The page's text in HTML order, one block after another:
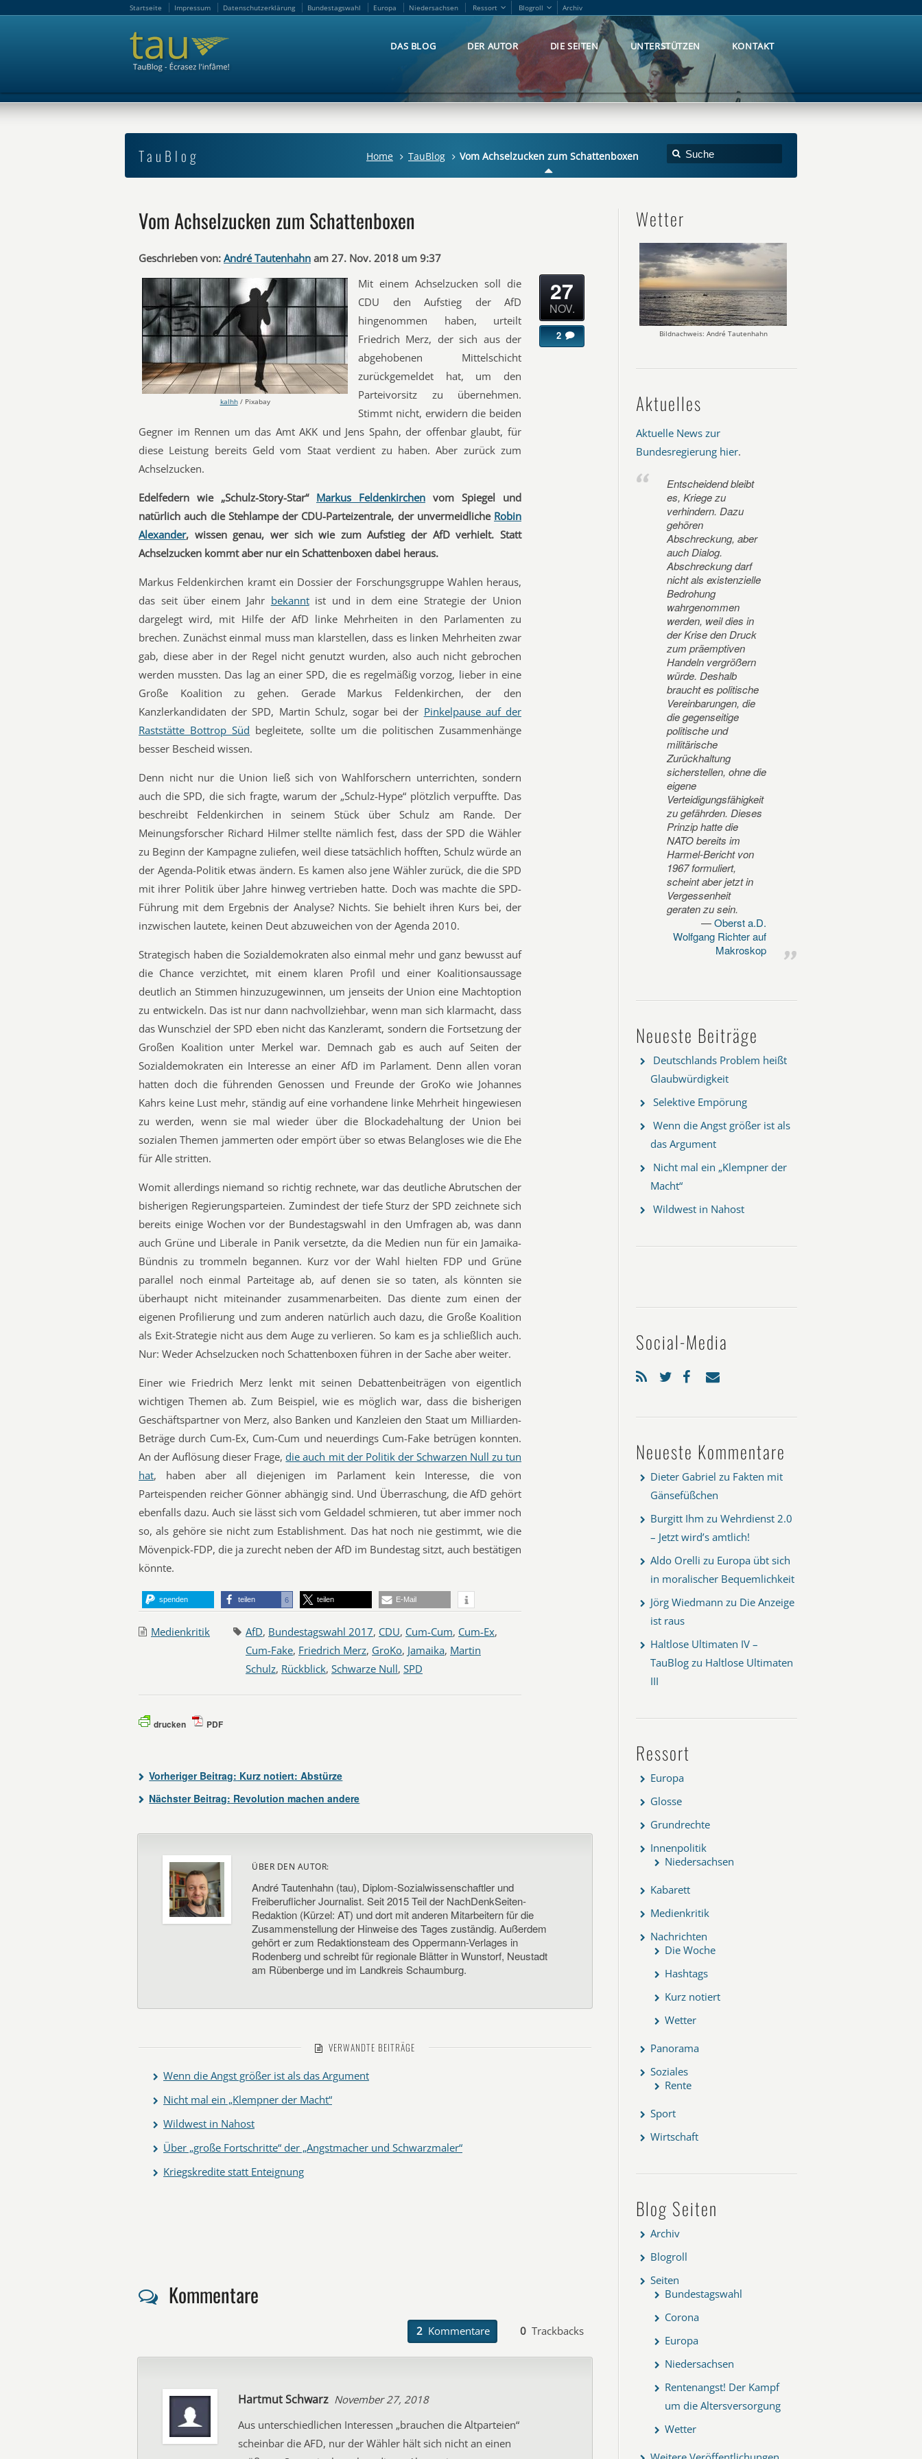
Startseite Impressum Datenschutzerklärung Bundestagswahl Europa Niedersachsen Ressort Blogroll Archiv
DAS BLOG DER AUTOR DIE SEITEN UNTERSTÜTZEN KONTAKT
TauBlog Home TauBlog Vom Achselzucken zum Schattenboxen
Vom Achselzucken zum Schattenboxen
Geschrieben von: André Tautenhahn am 27. Nov. 2018 um 9:37
kalhh/ Pixabay
Mit einem Achselzucken soll die
CDU den Aufstieg der AfD
hingenommen haben, urteilt
Friedrich Merz, der sich aus der
abgehobenen Mittelschicht
zurückgemeldet hat, um den
Parteivorsitz zu übernehmen.
Stimmt nicht, erwidern die beiden
Gegner im Rennen um das Amt AKK und Jens Spahn, der offenbar glaubt, für
diese Leistung bereits Geld vom Staat verdient zu haben. Aber zurück zum
Achselzucken.
Edelfedern wie „Schulz-Story-Star“ Markus Feldenkirchen vom Spiegel und
natürlich auch die Stehlampe der CDU-Parteizentrale, der unvermeidliche Robin
Alexander, wissen genau, wer sich wie zum Aufstieg der AfD verhielt. Statt
Achselzucken kommt aber nur ein Schattenboxen dabei heraus.
Markus Feldenkirchen kramt ein Dossier der Forschungsgruppe Wahlen heraus,
das seit über einem Jahr bekanntist und in dem eine Strategie der Union
dargelegt wird, mit Hilfe der AfD linke Mehrheiten in den Parlamenten zu
brechen. Zunächst einmal muss man klarstellen, dass es linken Mehrheiten zwar
gab, diese aber in der Regel nicht genutzt wurden, also auch nicht gebrochen
werden mussten. Das lag an einer SPD, die es regelmäßig vorzog, lieber in eine
Große Koalition zu gehen. Gerade Markus Feldenkirchen, der den
Kanzlerkandidaten der SPD, Martin Schulz, sogar bei der Pinkelpause auf der
Raststätte Bottrop Süd begleitete, sollte um die politischen Zusammenhänge
besser Bescheid wissen.
Denn nicht nur die Union ließ sich von Wahlforschern unterrichten, sondern
auch die SPD, die sich fragte, warum der „Schulz-Hype“ plötzlich verpuffte. Das
beschreibt Feldenkirchen in seinem Stück über Schulz am Rande. Der
Meinungsforscher Richard Hilmer stellte nämlich fest, dass der SPD die Wähler
zu Beginn der Kampagne zuliefen, weil diese tatsächlich hofften, Schulz würde an
der Agenda-Politik etwas ändern. Es kamen also jene Wähler zurück, die die SPD
mit ihrer Politik über Jahre hinweg vertrieben hatte. Doch was machte die SPD-
Führung mit dem Ergebnis der Analyse? Nichts. Sie behielt ihren Kurs bei, der
inzwischen lautete, keinen Deut abzuweichen von der Agenda 2010.
Strategisch haben die Sozialdemokraten also einmal mehr und ganz bewusst auf
die Chance verzichtet, mit einem klaren Profil und einer Koalitionsaussage
deutlich an Stimmen hinzuzugewinnen, um jenseits der Union eine Machtoption
zu entwickeln. Das ist nur dann nachvollziehbar, wenn man sich klarmacht, dass
das Wunschziel der SPD eben nicht das Kanzleramt, sondern die Fortsetzung der
Großen Koalition unter Merkel war. Demnach gab es auch auf Seiten der
Sozialdemokraten ein Interesse an einer AfD im Parlament. Denn allen voran
hatten doch die führenden Genossen und Freunde der GroKo wie Johannes
Kahrs keine Lust mehr, ständig auf eine vorhandene linke Mehrheit hingewiesen
zu werden, wenn sie mal wieder über die Blockadehaltung der Union bei
sozialen Themen jammerten oder empört über so etwas Belangloses wie die Ehe
für Alle stritten.
Womit allerdings niemand so richtig rechnete, war das deutliche Abrutschen der
bisherigen Regierungsparteien. Zumindest der tiefe Sturz der SPD zeichnete sich
bereits einige Wochen vor der Bundestagswahl in den Umfragen ab, was dann
auch Grüne und Liberale in Panik versetzte, da die Medien nun für ein Jamaika-
Bündnis zu trommeln begannen. Kurz vor der Wahl hielten FDP und Grüne
parallel noch einmal Parteitage ab, auf denen sie so taten, als könnten sie
überhaupt nicht miteinander zusammenarbeiten. Das diente zum einen der
eigenen Profilierung und zum anderen natürlich auch dazu, die Große Koalition
als Exit-Strategie nicht aus dem Auge zu verlieren. So kam es ja schließlich auch.
Nur: Weder Achselzucken noch Schattenboxen führen in der Sache aber weiter.
Einer wie Friedrich Merz lenkt mit seinen Debattenbeiträgen von eigentlich
wichtigen Themen ab. Zum Beispiel, wie es möglich war, dass die bisherigen
Geschäftspartner von Merz, also Banken und Kanzleien den Staat um Milliarden-
Beträge durch Cum-Ex, Cum-Cum und neuerdings Cum-Fake betrügen konnten.
An der Auflösung dieser Frage,die auch mit der Politik der Schwarzen Null zu tun
hat, haben aber all diejenigen im Parlament kein Interesse, die von
Parteispenden reicher Gönner abhängig sind. Und Überraschung, die AfD gehört
ebenfalls dazu. Auch sie lässt sich vom Geldadel schmieren, tut aber immer noch
so, als gehöre sie nicht zum Establishment. Das hat noch nie gestimmt, wie die
Mövenpick-FDP, die ja zurecht neben der AfD im Bundestag sitzt, auch bestätigen
könnte.
spenden teilen 6 teilen E-Mail
27
NOV.
2
Medienkritik AfD, Bundestagswahl 2017, CDU, Cum-Cum, Cum-Ex,
Cum-Fake, Friedrich Merz, GroKo, Jamaika, Martin
Schulz, Rückblick, Schwarze Null, SPD
drucken PDF
Vorheriger Beitrag: Kurz notiert: Abstürze
Nächster Beitrag: Revolution machen andere
ÜBER DEN AUTOR:
André Tautenhahn (tau), Diplom-Sozialwissenschaftler und
Freiberuflicher Journalist. Seit 2015 Teil der NachDenkSeiten-
Redaktion (Kürzel: AT) und dort mit anderen Mitarbeitern für die
Zusammenstellung der Hinweise des Tages zuständig. Außerdem
gehört er zum Redaktionsteam des Oppermann-Verlages in
Rodenberg und schreibt für regionale Blätter in Wunstorf, Neustadt
am Rübenberge und im Landkreis Schaumburg.
VERWANDTE BEITRÄGE
Wenn die Angst größer ist als das Argument
Nicht mal ein „Klempner der Macht“
Wildwest in Nahost
Über „große Fortschritte“ der „Angstmacher und Schwarzmaler“
Kriegskredite statt Enteignung
Kommentare
2 Kommentare 0 Trackbacks
Hartmut Schwarz November 27, 2018
Aus unterschiedlichen Interessen „brauchen die Altparteien“
scheinbar die AFD, nur der Wähler hält sich nicht an einen
Wetter
Bildnachweis: André Tautenhahn
Aktuelles
Aktuelle News zur
Bundesregierung hier.
Entscheidend bleibt
es, Kriege zu
verhindern. Dazu
gehören
Abschreckung, aber
auch Dialog.
Abschreckung darf
nicht als existenzielle
Bedrohung
wahrgenommen
werden, weil dies in
der Krise den Druck
zum präemptiven
Handeln vergrößern
würde. Deshalb
braucht es politische
Vereinbarungen, die
die gegenseitige
politische und
militärische
Zurückhaltung
sicherstellen, ohne die
eigene
Verteidigungsfähigkeit
zu gefährden. Dieses
Prinzip hatte die
NATO bereits im
Harmel-Bericht von
1967 formuliert,
scheint aber jetzt in
Vergessenheit
geraten zu sein.
Oberst a.D.
Wolfgang Richter auf
Makroskop
Neueste Beiträge
Deutschlands Problem heißt
Glaubwürdigkeit
Selektive Empörung
Wenn die Angst größer ist als
das Argument
Nicht mal ein „Klempner der
Macht“
Wildwest in Nahost
Social-Media
Neueste Kommentare
Dieter Gabriel zu Fakten mit
Gänsefüßchen
Burgitt Ihm zu Wehrdienst 2.0
– Jetzt wird’s amtlich!
Aldo Orelli zu Europa übt sich
in moralischer Bequemlichkeit
Jörg Wiedmann zu Die Anzeige
ist raus
Haltlose Ultimaten IV –
TauBlog zu Haltlose Ultimaten
III
Ressort
Europa
Glosse
Grundrechte
Innenpolitik
Niedersachsen
Kabarett
Medienkritik
Nachrichten
Die Woche
Hashtags
Kurz notiert
Wetter
Panorama
Soziales
Rente
Sport
Wirtschaft
Blog Seiten
Archiv
Blogroll
Seiten
Bundestagswahl
Corona
Europa
Niedersachsen
Rentenangst! Der Kampf
um die Altersversorgung
Wetter
Startseite Impressum Datenschutzerklärung Bundestagswahl Europa Niedersachsen Ressort Blogroll Archiv
DAS BLOG DER AUTOR DIE SEITEN UNTERSTÜTZEN KONTAKT